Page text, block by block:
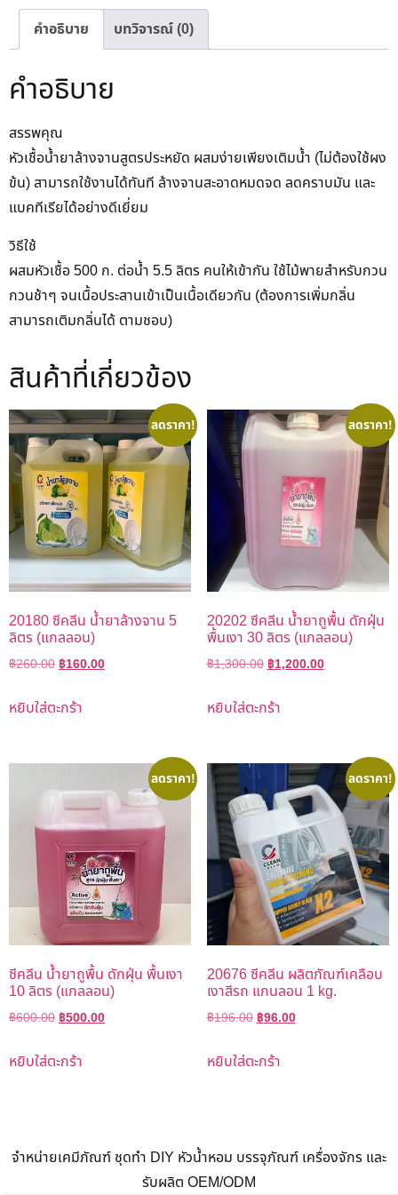
คำอธิบาย บทวิจารณ์ (0)
คำอธิบาย
สรรพคุณ
หัวเชื้อน้ำยาล้างจานสูตรประหยัด ผสมง่ายเพียงเติมน้ำ (ไม่ต้องใช้ผง
ข้น) สามารถใช้งานได้ทันที ล้างจานสะอาดหมดจด ลดคราบมัน และ
แบคทีเรียได้อย่างดีเยี่ยม
วิธีใช้
ผสมหัวเชื้อ 500 ก. ต่อน้ำ 5.5 ลิตร คนให้เข้ากัน ใช้ไม้พายสำหรับกวน
กวนช้าๆ จนเนื้อประสานเข้าเป็นเนื้อเดียวกัน (ต้องการเพิ่มกลิ่น
สามารถเติมกลิ่นได้ ตามชอบ)
สินค้าที่เกี่ยวข้อง
ลดราคา!
20180 ซีคลีน น้ำยาล้างจาน 5
ลิตร (แกลลอน)
฿260.00 ฿160.00
หยิบใส่ตะกร้า
ลดราคา!
20202 ซีคลีน น้ำยาถูพื้น ดักฝุ่น
พื้นเงา 30 ลิตร (แกลลอน)
฿1,300.00 ฿1,200.00
หยิบใส่ตะกร้า
ลดราคา!
ซีคลีน น้ำยาถูพื้น ดักฝุ่น พื้นเงา
10 ลิตร (แกลลอน)
฿600.00฿500.00
หยิบใส่ตะกร้า
ลดราคา!
20676 ซีคลีน ผลิตภัณฑ์เคลือบ
เงาสีรถ แกนลอน 1 kg.
฿196.00฿96.00
หยิบใส่ตะกร้า
จำหน่ายเคมีภัณฑ์ ชุดทำ DIY หัวน้ำหอม บรรจุภัณฑ์ เครื่องจักร และ
รับผลิต OEM/ODM